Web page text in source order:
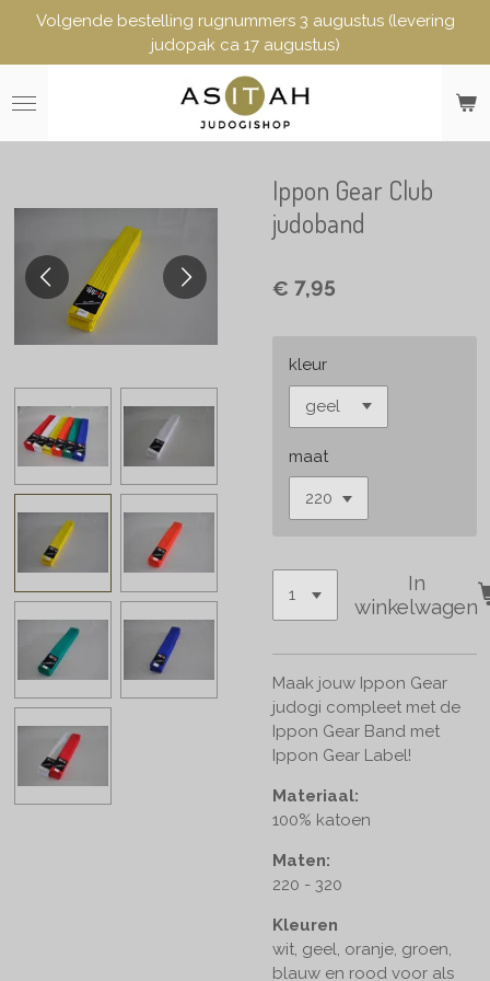
naar
de
Volgende bestelling rugnummers 3 augustus (levering
judopak ca 17 augustus)
Ippon Gear Club
judoband
€ 7,95
kleur
maat
In
winkelwagen
Maak jouw Ippon Gear
judogi compleet met de
Ippon Gear Band met
Ippon Gear Label!
Materiaal:
100% katoen
Maten:
220 - 320
Kleuren
wit, geel, oranje, groen,
blauw en rood voor als